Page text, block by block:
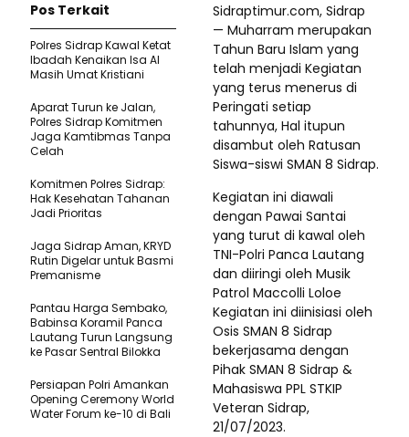
Sidraptimur.com, Sidrap
— Muharram merupakan
Tahun Baru Islam yang
telah menjadi Kegiatan
yang terus menerus di
Peringati setiap
tahunnya, Hal itupun
disambut oleh Ratusan
Siswa-siswi SMAN 8 Sidrap.
Kegiatan ini diawali
dengan Pawai Santai
yang turut di kawal oleh
TNI-Polri Panca Lautang
dan diiringi oleh Musik
Patrol Maccolli Loloe
Kegiatan ini diinisiasi oleh
Osis SMAN 8 Sidrap
bekerjasama dengan
Pihak SMAN 8 Sidrap &
Mahasiswa PPL STKIP
Veteran Sidrap,
21/07/2023.
Pos Terkait
Polres Sidrap Kawal Ketat
Ibadah Kenaikan Isa Al
Masih Umat Kristiani
Aparat Turun ke Jalan,
Polres Sidrap Komitmen
Jaga Kamtibmas Tanpa
Celah
Komitmen Polres Sidrap:
Hak Kesehatan Tahanan
Jadi Prioritas
Jaga Sidrap Aman, KRYD
Rutin Digelar untuk Basmi
Premanisme
Pantau Harga Sembako,
Babinsa Koramil Panca
Lautang Turun Langsung
ke Pasar Sentral Bilokka
Persiapan Polri Amankan
Opening Ceremony World
Water Forum ke-10 di Bali